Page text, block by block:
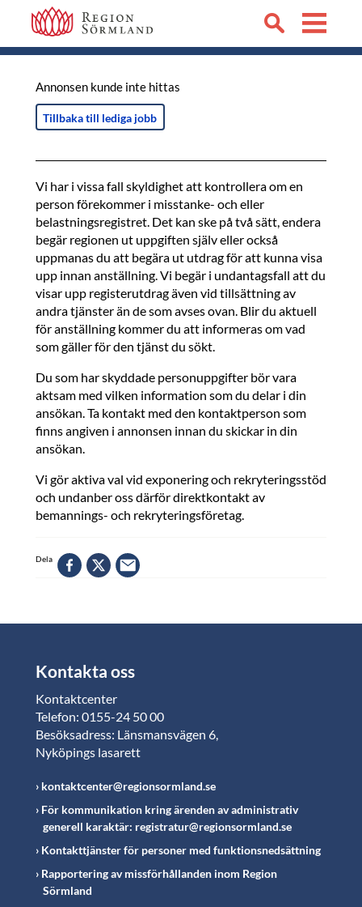
Annonsen kunde inte hittas
Tillbaka till lediga jobb
Vi har i vissa fall skyldighet att kontrollera om en
person förekommer i misstanke- och eller
belastningsregistret. Det kan ske på två sätt, endera
begär regionen ut uppgiften själv eller också
uppmanas du att begära ut utdrag för att kunna visa
upp innan anställning. Vi begär i undantagsfall att du
visar upp registerutdrag även vid tillsättning av
andra tjänster än de som avses ovan. Blir du aktuell
för anställning kommer du att informeras om vad
som gäller för den tjänst du sökt.
Du som har skyddade personuppgifter bör vara
aktsam med vilken information som du delar i din
ansökan. Ta kontakt med den kontaktperson som
finns angiven i annonsen innan du skickar in din
ansökan.
Vi gör aktiva val vid exponering och rekryteringsstöd
och undanber oss därför direktkontakt av
bemannings- och rekryteringsföretag.
Dela
Kontakta oss
Kontaktcenter
Telefon: 0155-24 50 00
Besöksadress: Länsmansvägen 6,
Nyköpings lasarett
kontaktcenter@regionsormland.se
För kommunikation kring ärenden av administrativ
generell karaktär: registratur@regionsormland.se
Kontakttjänster för personer med funktionsnedsättning
Rapportering av missförhållanden inom Region
Sörmland